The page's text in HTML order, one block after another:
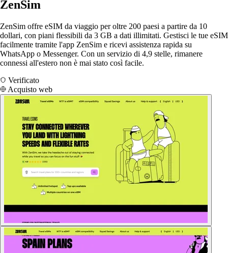
ZenSim
ZenSim offre eSIM da viaggio per oltre 200 paesi a partire da 10
dollari, con piani flessibili da 3 GB a dati illimitati. Gestisci le tue eSIM
facilmente tramite l'app ZenSim e ricevi assistenza rapida su
WhatsApp o Messenger. Con un servizio di 4,9 stelle, rimanere
connessi all'estero non è mai stato così facile.
Verificato
Acquisto web